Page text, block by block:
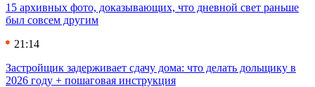
15 архивных фото, доказывающих, что дневной свет раньше
был совсем другим
21:14
Застройщик задерживает сдачу дома: что делать дольщику в
2026 году + пошаговая инструкция